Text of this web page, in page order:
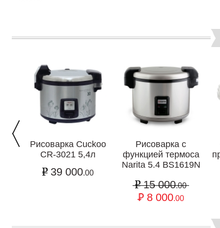
Рисоварка Cuckoo
CR-3021 5,4л
39 000.00
Рисоварка с
функцией термоса
Narita 5.4 BS1619N
15 000.00
8 000.00